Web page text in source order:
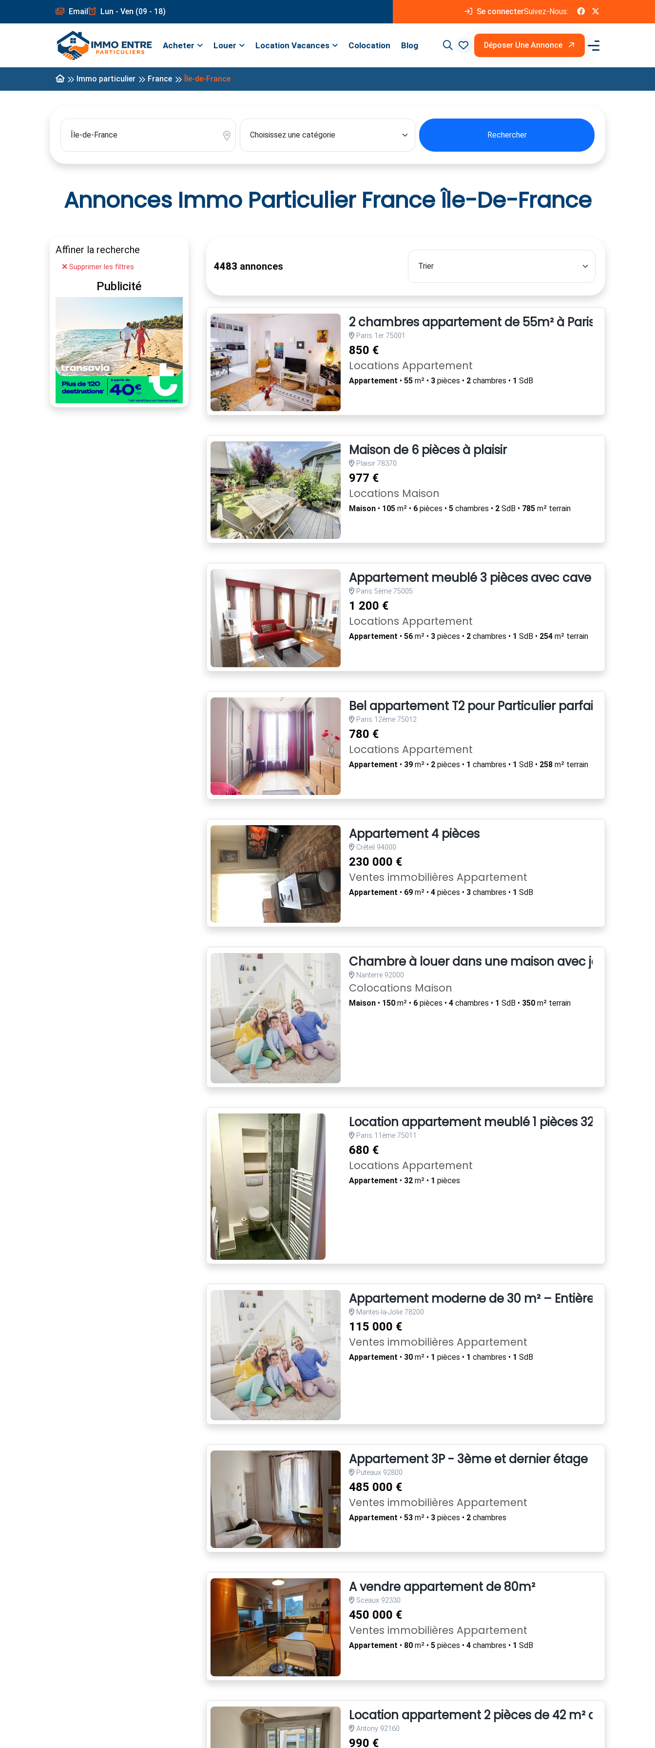
Email Lun - Ven (09 - 18) Se connecterSuivez-Nous:
Acheter Louer Location Vacances Colocation Blog Déposer Une Annonce
Immo particulier France Île-de-France
Rechercher
Annonces Immo Particulier France Île-De-France
Affiner la recherche
Supprimer les filtres
Publicité
4483 annonces
2 chambres appartement de 55m² à Paris 58 Rue
Paris 1er 75001
850 €
Locations Appartement
Appartement • 55m² • 3pièces • 2chambres • 1 SdB
Maison de 6 pièces à plaisir
Plaisir 78370
977 €
Locations Maison
Maison• 105m² • 6pièces • 5chambres • 2SdB • 785m² terrain
Appartement meublé 3 pièces avec cave et balcon
Paris 5ème 75005
1 200 €
Locations Appartement
Appartement • 56m² • 3pièces • 2chambres • 1 SdB • 254m² terrain
Bel appartement T2 pour Particulier parfait état
Paris 12ème 75012
780 €
Locations Appartement
Appartement • 39m² • 2pièces • 1 chambres • 1 SdB • 258m² terrain
Appartement 4 pièces
Créteil 94000
230 000 €
Ventes immobilières Appartement
Appartement • 69m² • 4pièces • 3chambres • 1 SdB
Chambre à louer dans une maison avec jardin
Nanterre 92000
Colocations Maison
Maison• 150m² • 6pièces • 4chambres • 1 SdB • 350m² terrain
Location appartement meublé 1 pièces 32m²
Paris 11ème 75011
680 €
Locations Appartement
Appartement • 32m² • 1 pièces
Appartement moderne de 30 m² – Entièrement
Mantes-la-Jolie 78200
115 000 €
Ventes immobilières Appartement
Appartement • 30m² • 1 pièces • 1 chambres • 1 SdB
Appartement 3P - 3ème et dernier étage
Puteaux 92800
485 000 €
Ventes immobilières Appartement
Appartement • 53m² • 3pièces • 2chambres
A vendre appartement de 80m²
Sceaux 92330
450 000 €
Ventes immobilières Appartement
Appartement • 80m² • 5pièces • 4chambres • 1 SdB
Location appartement 2 pièces de 42 m² avec
Antony 92160
990 €